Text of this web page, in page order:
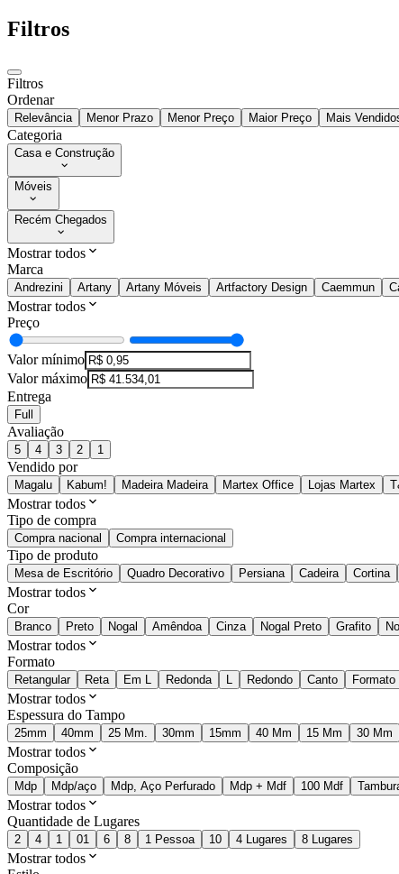
Filtros
Filtros
Ordenar
Relevância Menor Prazo Menor Preço Maior Preço Mais
Categoria
Casa e Construção
Móveis
Recém Chegados
Mostrar todos
Marca
Andrezini Artany Artany Móveis Artfactory Design Caemmun
Mostrar todos
Preço
Valor mínimo
Valor máximo
Entrega
Full
Avaliação
5 4 3 2 1
Vendido por
Magalu Kabum! Madeira Madeira Martex Office Lojas Martex
Mostrar todos
Tipo de compra
Compra nacional Compra internacional
Tipo de produto
Mesa de Escritório Quadro Decorativo Persiana Cadeira Cortina
Mostrar todos
Cor
Branco Preto Nogal Amêndoa Cinza Nogal Preto Grafito
Mostrar todos
Formato
Retangular Reta Em L Redonda L Redondo Canto
Mostrar todos
Espessura do Tampo
25mm 40mm 25 Mm. 30mm 15mm 40 Mm 15 Mm 30 Mm
Mostrar todos
Composição
Mdp Mdp/aço Mdp, Aço Perfurado Mdp + Mdf 100 Mdf
Mostrar todos
Quantidade de Lugares
2 4 1 01 6 8 1 Pessoa 10 4 Lugares 8 Lugares
Mostrar todos